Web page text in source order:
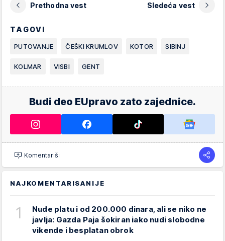
Prethodna vest Sledeća vest
TAGOVI
PUTOVANJE ČEŠKI KRUMLOV KOTOR SIBINJ
KOLMAR VISBI GENT
Budi deo EUpravo zato zajednice.
Komentariši
NAJKOMENTARISANIJE
1
Nude platu i od 200.000 dinara, ali se niko ne
javlja: Gazda Paja šokiran iako nudi slobodne
vikende i besplatan obrok